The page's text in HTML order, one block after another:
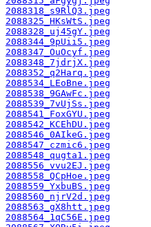
2088318_s9RlQ3.jpeg
2088325_HKsWtS.jpeg
2088328_uj45gY.jpeg
2088344_9pUii5.jpeg
2088347_OuOcyf.jpeg
2088348_7jdrjX.jpeg
2088352_q2Harq.jpeg
2088534_LEoBne.jpeg
2088538_9GAwFc.jpeg
2088539_7vUjSs.jpeg
2088541_FoxGYU.jpeg
2088542_KCEhDU.jpeg
2088546_0AIkeG.jpeg
2088547_czmic6.jpeg
2088548_qugta1.jpeg
2088556_vvu2EJ.jpeg
2088558_QCpHoe.jpeg
2088559_YxbuBS.jpeg
2088560_njrV2d.jpeg
2088563_gX8htt.jpeg
2088564_1qC56E.jpeg